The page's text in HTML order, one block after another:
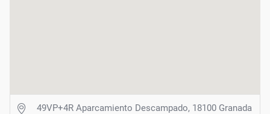
49VP+4R Aparcamiento Descampado, 18100 Granada